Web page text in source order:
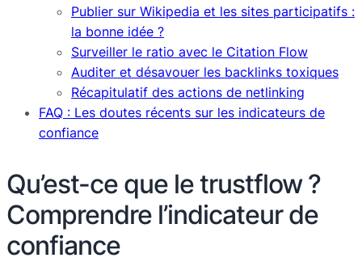
Publier sur Wikipedia et les sites participatifs :
la bonne idée ?
Surveiller le ratio avec le Citation Flow
Auditer et désavouer les backlinks toxiques
Récapitulatif des actions de netlinking
FAQ : Les doutes récents sur les indicateurs de
confiance
Qu’est-ce que le trustflow ?
Comprendre l’indicateur de
confiance